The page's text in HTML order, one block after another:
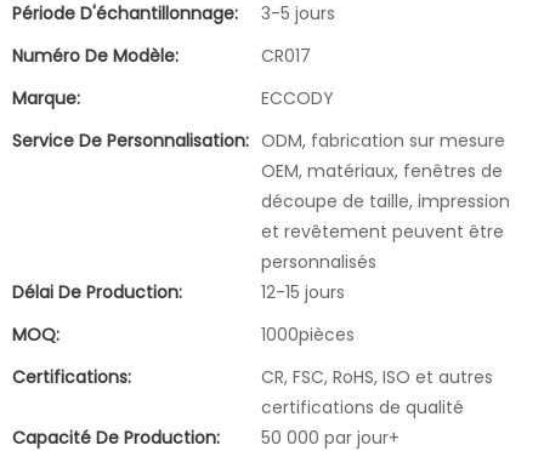
Période D'échantillonnage:
3-5 jours
Numéro De Modèle:
CR017
Marque:
ECCODY
Service De Personnalisation: ODM, fabrication sur mesure
OEM, matériaux, fenêtres de
découpe de taille, impression
et revêtement peuvent être
personnalisés
Délai De Production:
12-15 jours
MOQ:
1000pièces
Certifications:
CR, FSC, RoHS, ISO et autres
certifications de qualité
Capacité De Production:
50 000 par jour+